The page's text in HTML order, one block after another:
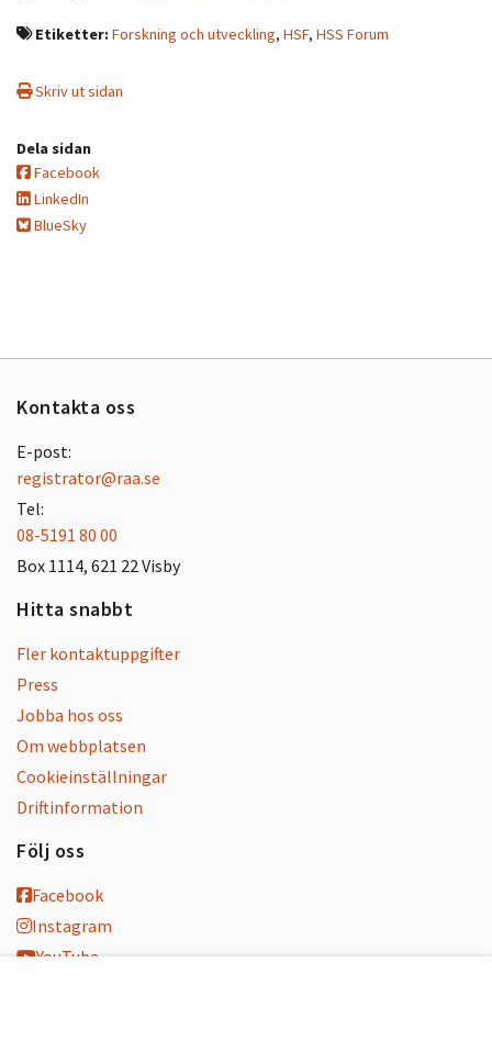
Etiketter:Forskning och utveckling, HSF, HSS Forum
Skriv ut sidan
Dela sidan
Facebook
LinkedIn
BlueSky
Kontakta oss
E-post:
registrator@raa.se
Tel:
08-5191 80 00
Box 1114, 621 22 Visby
Hitta snabbt
Fler kontaktuppgifter
Press
Jobba hos oss
Om webbplatsen
Cookieinställningar
Driftinformation
Följ oss
Facebook
Instagram
YouTube